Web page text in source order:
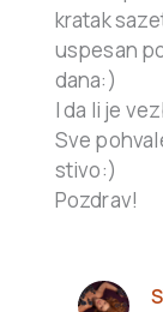
kratak
uspesan
dana:)
I da li je
Sve
stivo:)
Pozdrav!